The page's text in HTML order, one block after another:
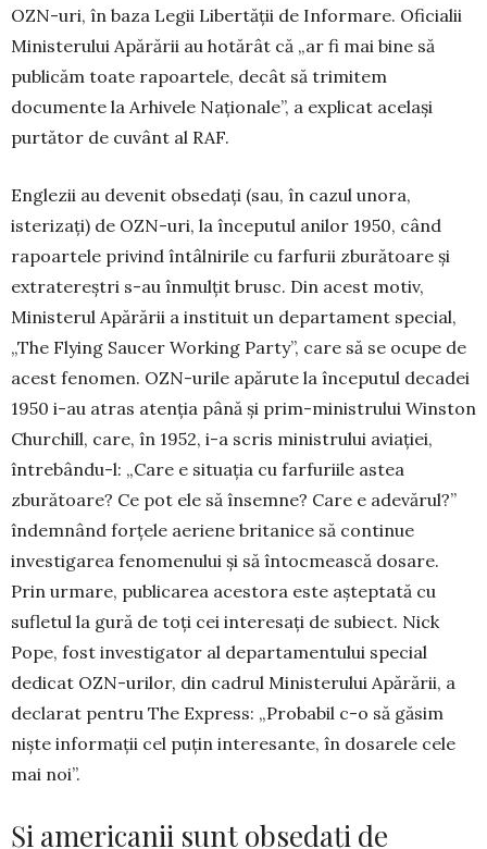
OZN-uri, în baza Legii Li­bertăţii de Informare. Oficialii
Ministerului Apă­rării au hotărât că „ar fi mai bine să
publi­căm toate rapoartele, decât să trimitem
documente la Arhivele Naţionale”, a explicat acelaşi
purtător de cuvânt al RAF.
Englezii au devenit obsedați (sau, în cazul unora,
isterizaţi) de OZN-uri, la începutul anilor 1950, când
rapoartele privind întâlnirile cu far­furii zburătoare şi
extratereştri s-au înmulţit brusc. Din acest motiv,
Ministerul Apărării a in­stituit un departament special,
„The Flying Sau­cer Working Party”, care să se ocupe de
acest fenomen. OZN-urile apărute la începutul decadei
1950 i-au atras atenţia până şi prim-ministrului Winston
Churchill, care, în 1952, i-a scris minis­trului aviaţiei,
întrebându-l: „Care e situaţia cu farfuriile astea
zburătoare? Ce pot ele să însem­ne? Care e adevărul?”
îndemnând forțele aerie­ne britanice să continue
investigarea fenomenului şi să întocmească dosare.
Prin urmare, publicarea acestora este aşteptată cu
sufletul la gură de toţi cei interesaţi de subiect. Nick
Pope, fost in­vestigator al departamentului special
dedicat OZN-urilor, din cadrul Ministerului Apărării, a
declarat pentru The Express: „Probabil c-o să găsim
nişte informaţii cel puțin interesante, în dosarele cele
mai noi”.
Și americanii sunt obsedați de